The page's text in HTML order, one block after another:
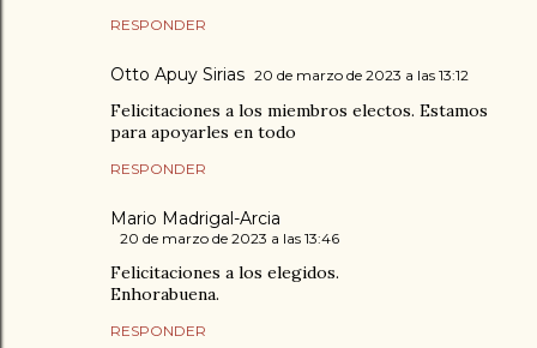
RESPONDER
Otto Apuy Sirias 20 de marzo de 2023 a las 13:12
Felicitaciones a los miembros electos. Estamos
para apoyarles en todo
RESPONDER
Mario Madrigal-Arcia
20 de marzo de 2023 a las 13:46
Felicitaciones a los elegidos.
Enhorabuena.
RESPONDER